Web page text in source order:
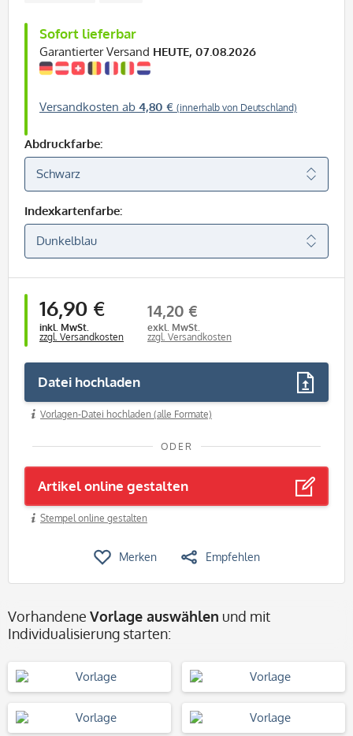
Sofort lieferbar
Garantierter Versand HEUTE, 07.08.2026
Versandkosten ab 4,80 € (innerhalb von Deutschland)
Abdruckfarbe:
Indexkartenfarbe:
16,90 €
inkl. MwSt.
zzgl. Versandkosten
14,20 €
exkl. MwSt.
zzgl. Versandkosten
Datei hochladen
Vorlagen-Datei hochladen (alle Formate)
ODER
Artikel online gestalten
Stempel online gestalten
Merken Empfehlen
Vorhandene Vorlage auswählen und mit
Individualisierung starten: